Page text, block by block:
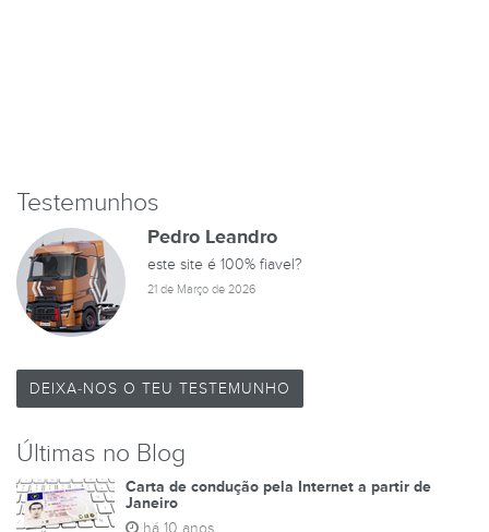
Testemunhos
Pedro Leandro
este site é 100% fiavel?
21 de Março de 2026
DEIXA-NOS O TEU TESTEMUNHO
Últimas no Blog
Carta de condução pela Internet a partir de
Janeiro